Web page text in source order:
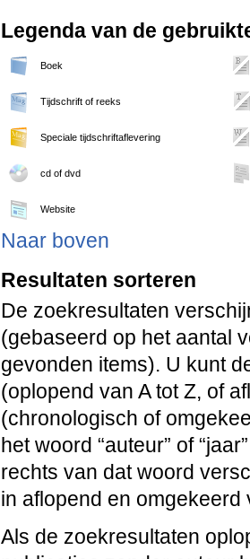
Legenda van de
Boek
Tijdschrift of reeks
Speciale tijdschriftaflevering
cd of dvd
Website
Naar boven
Resultaten sorteren
De zoekresultaten
(gebaseerd op het aantal
gevonden items). U kunt
(oplopend van A tot Z, of
(chronologisch of
het woord “auteur” of
rechts van dat woord
in aflopend en omgekeerd
Als de zoekresultaten